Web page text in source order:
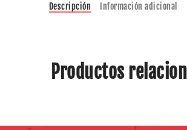
Descripción Información adicional
Productos